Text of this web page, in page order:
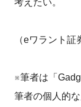
考えたい。
（eワラント
※筆者は「
筆者の個人的